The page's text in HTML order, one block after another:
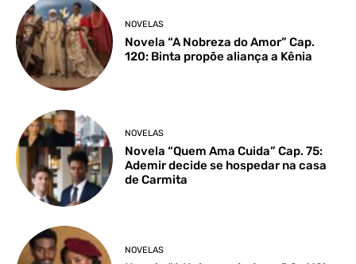
NOVELAS
Novela “A Nobreza do Amor” Cap.
120: Binta propõe aliança a Kênia
NOVELAS
Novela “Quem Ama Cuida” Cap. 75:
Ademir decide se hospedar na casa
de Carmita
NOVELAS